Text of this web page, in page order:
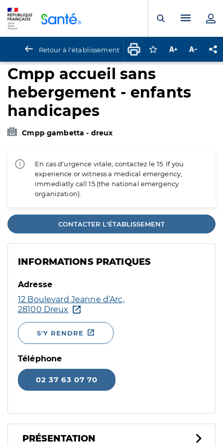
Ouvrir laMenu
Retour à l'établissement Connectez-vous
Augmenter la
Cmpp accueil sans
hebergement - enfants
handicapes
Cmpp gambetta - dreux
En cas d'urgence vitale, contactez le 15. If you
experience or witness a medical emergency,
immediatly call 15 (the national emergency
organization).
CONTACTER L'ÉTABLISSEMENT
INFORMATIONS PRATIQUES
Adresse
12 Boulevard Jeanne d’Arc,
28100 Dreux
S'Y RENDRE
Téléphone
02 37 63 07 70
PRÉSENTATION